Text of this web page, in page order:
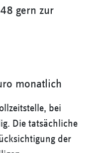
gern zur
monatlich
bei
Die tatsächliche
der